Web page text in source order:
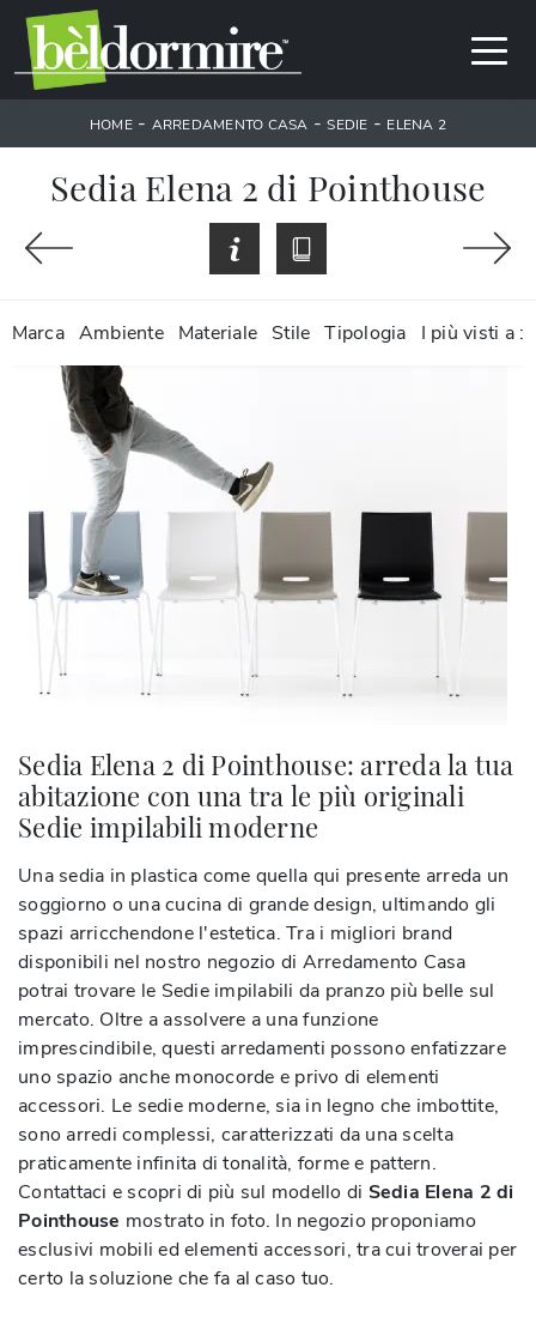
HOME- ARREDAMENTO CASA -SEDIE - ELENA 2
Sedia Elena 2 di Pointhouse
Marca Ambiente Materiale Stile Tipologia I più visti a :
Sedia Elena 2 di Pointhouse: arreda la tua
abitazione con una tra le più originali
Sedie impilabili moderne
Una sedia in plastica come quella qui presente arreda un
soggiorno o una cucina di grande design, ultimando gli
spazi arricchendone l'estetica. Tra i migliori brand
disponibili nel nostro negozio di Arredamento Casa
potrai trovare le Sedie impilabili da pranzo più belle sul
mercato. Oltre a assolvere a una funzione
imprescindibile, questi arredamenti possono enfatizzare
uno spazio anche monocorde e privo di elementi
accessori. Le sedie moderne, sia in legno che imbottite,
sono arredi complessi, caratterizzati da una scelta
praticamente infinita di tonalità, forme e pattern.
Contattaci e scopri di più sul modello di Sedia Elena 2 di
Pointhouse mostrato in foto. In negozio proponiamo
esclusivi mobili ed elementi accessori, tra cui troverai per
certo la soluzione che fa al caso tuo.